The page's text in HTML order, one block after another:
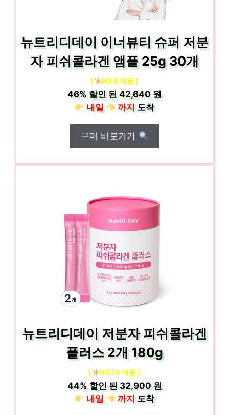
뉴트리디데이 이너뷰티 슈퍼 저분
자 피쉬콜라겐 앰플 25g 30개
[ NO.9 제품 ]
46%할인 된42,640 원
내일
까지도착
구매 바로가기
뉴트리디데이 저분자 피쉬콜라겐
플러스 2개 180g
[ NO.10 제품 ]
44%할인 된32,900 원
내일
까지도착